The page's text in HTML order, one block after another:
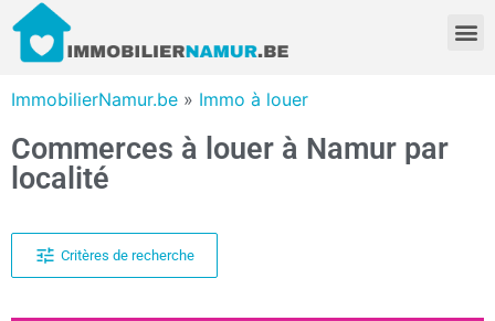
ImmobilierNamur.be » Immo à louer
Commerces à louer à Namur par
localité
Critères de recherche